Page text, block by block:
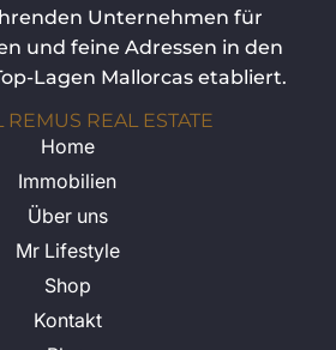
Unternehmen für
und feine Adressen in den
Lagen Mallorcas etabliert.
REMUS REAL ESTATE
Home
Immobilien
Über uns
Mr Lifestyle
Shop
Kontakt